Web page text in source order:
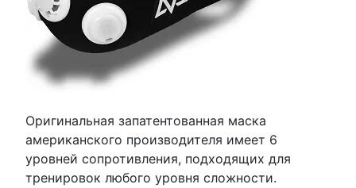
Оригинальная запатентованная маска
американского производителя имеет 6
уровней сопротивления, подходящих для
тренировок любого уровня сложности.